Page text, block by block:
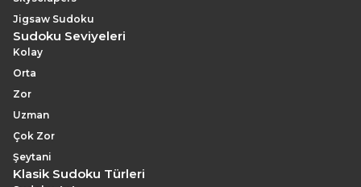
Jigsaw Sudoku
Sudoku Seviyeleri
Kolay
Orta
Zor
Uzman
Çok Zor
Şeytani
Klasik Sudoku Türleri